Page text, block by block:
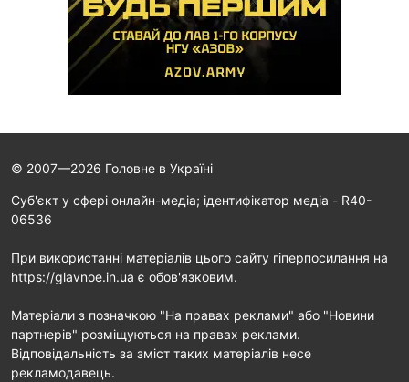
© 2007—2026 Головне в Україні
Cуб'єкт у сфері онлайн-медіа; ідентифікатор медіа - R40-
06536
При використанні матеріалів цього сайту гіперпосилання на
https://glavnoe.in.ua є обов'язковим.
Матеріали з позначкою "На правах реклами" або "Новини
партнерів" розміщуються на правах реклами.
Відповідальність за зміст таких матеріалів несе
рекламодавець.